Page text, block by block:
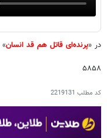
در «پرنده‌ای قاتل هم قد انسان
۵۸۵۸
کد مطلب 2219131